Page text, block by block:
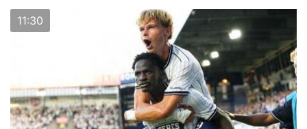
11:30